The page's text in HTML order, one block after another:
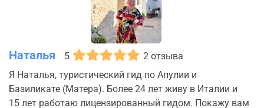
Наталья 5
2 отзыва
Я Наталья, туристический гид по Апулии и
Базиликате (Матера). Более 24 лет живу в Италии и
15 лет работаю лицензированный гидом. Покажу вам